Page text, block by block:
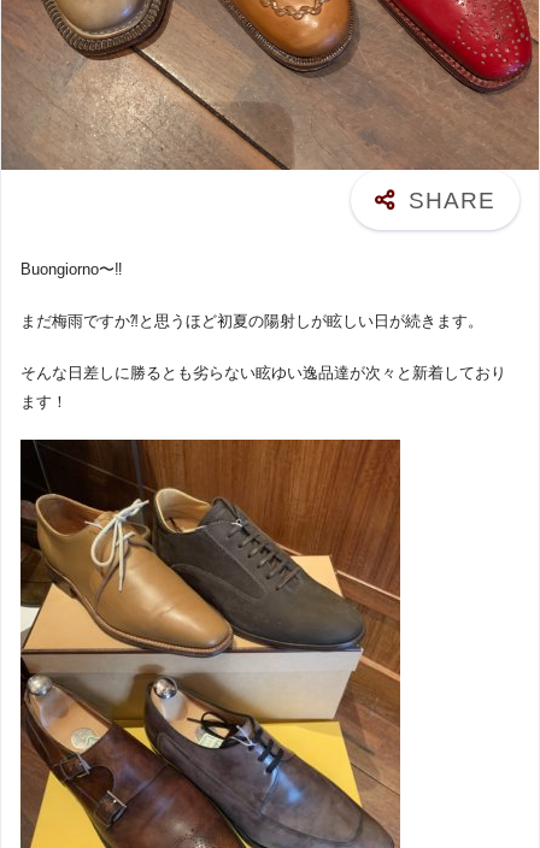
Buongiorno〜‼︎
まだ梅雨ですか⁈と思うほど初夏の陽射しが眩しい日が続きます。
そんな日差しに勝るとも劣らない眩ゆい逸品達が次々と新着しており
ます！